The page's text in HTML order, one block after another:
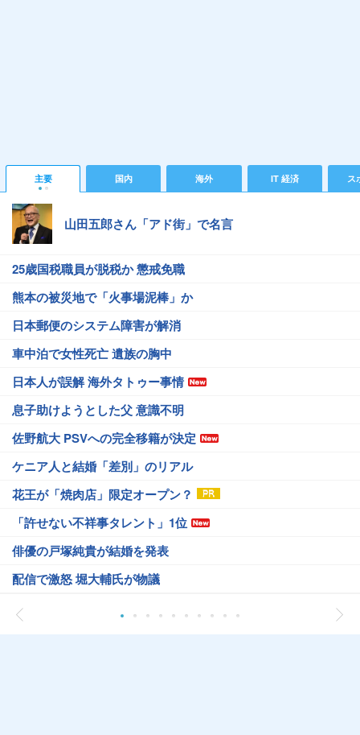
主要 国内 海外 IT 経済 ス
山田五郎さん「アド街」で名言
25歳国税職員が脱税か 懲戒免職
熊本の被災地で「火事場泥棒」か
日本郵便のシステム障害が解消
車中泊で女性死亡 遺族の胸中
日本人が誤解 海外タトゥー事情
息子助けようとした父 意識不明
佐野航大 PSVへの完全移籍が決定
ケニア人と結婚「差別」のリアル
花王が「焼肉店」限定オープン？
「許せない不祥事タレント」1位
俳優の戸塚純貴が結婚を発表
配信で激怒 堀大輔氏が物議